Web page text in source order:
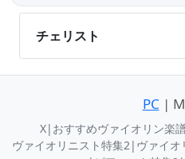
チェリスト
PC |
X| おすすめヴァイオリン楽
ヴァイオリニスト特集2 | ヴァイオ